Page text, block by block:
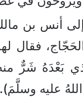
أنس بن
فقال
بَعْدَهُ شَرٌّ
عليه وسلَّمَ).